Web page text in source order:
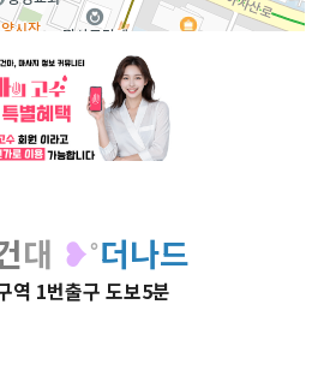
대 ❥˚더나드
역 1번출구 도보5분